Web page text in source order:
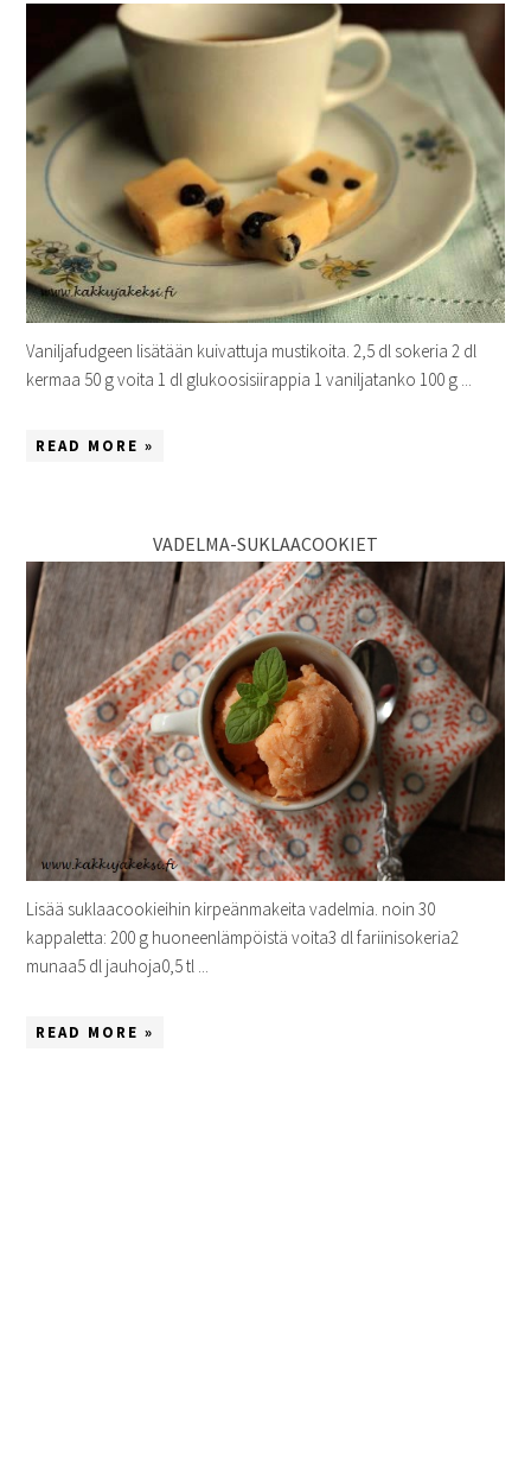
Vaniljafudgeen lisätään kuivattuja mustikoita. 2,5 dl sokeria 2 dl
kermaa 50 g voita 1 dl glukoosisiirappia 1 vaniljatanko 100 g ...
READ MORE »
VADELMA-SUKLAACOOKIET
Lisää suklaacookieihin kirpeänmakeita vadelmia. noin 30
kappaletta: 200 g huoneenlämpöistä voita3 dl fariinisokeria2
munaa5 dl jauhoja0,5 tl ...
READ MORE »